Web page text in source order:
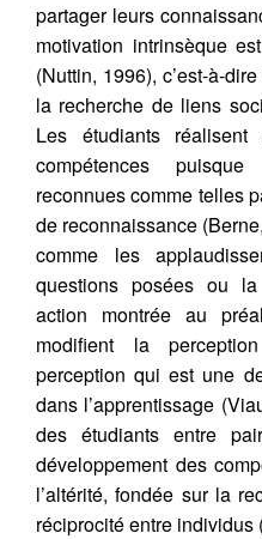
partager leurs
motivation intrinsèque
(Nuttin, 1996), c’est-à-
la recherche de liens
Les étudiants
compétences
reconnues comme telles
de reconnaissance
comme les
questions posées ou la
action montrée au
modifient la
perception qui est une
dans l’apprentissage
des étudiants entre
développement des
l’altérité, fondée sur la
réciprocité entre